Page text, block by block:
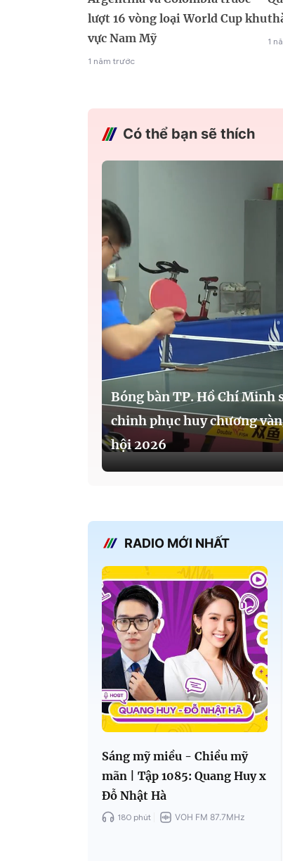
lượt 16 vòng loại World Cup khu
vực Nam Mỹ
1 năm trước
1
Có thể bạn sẽ thích
Bóng bàn TP. Hồ Chí Minh
chinh phục huy chương
hội 2026
RADIO MỚI NHẤT
Sáng mỹ miều - Chiều mỹ
mãn | Tập 1085: Quang Huy x
Đỗ Nhật Hà
180 phút VOH FM 87.7MHz